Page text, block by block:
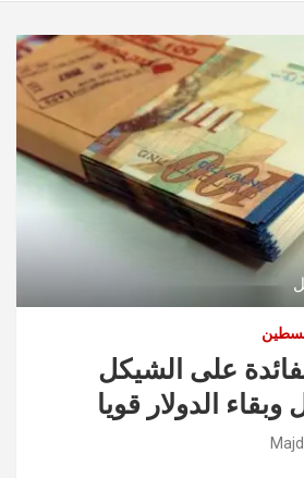
على الشيكل
وبقاء الدولار قويا